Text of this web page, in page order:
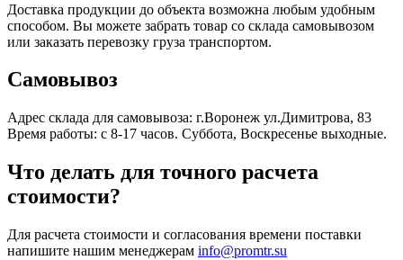
Доставка продукции до объекта возможна любым удобным
способом. Вы можете забрать товар со склада самовывозом
или заказать перевозку груза транспортом.
Самовывоз
Адрес склада для самовывоза: г.Воронеж ул.Димитрова, 83
Время работы: с 8-17 часов. Суббота, Воскресенье выходные.
Что делать для точного расчета
стоимости?
Для расчета стоимости и согласования времени поставки
напишите нашим менеджерам info@promtr.su